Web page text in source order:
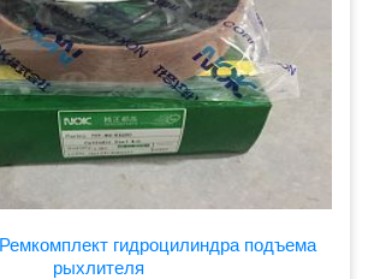
гидроцилиндра подъема
рыхлителя